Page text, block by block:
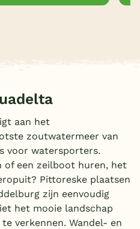
aan het
zoutwatermeer van
voor watersporters.
of een zeilboot huren, het
Pittoreske plaatsen
zijn eenvoudig
het mooie landschap
verkennen. Wandel- en